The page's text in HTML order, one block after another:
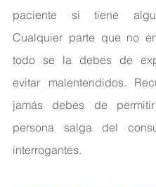
paciente si tiene
Cualquier parte que no
todo se la debes de
evitar malentendidos.
jamás debes de
persona salga del
interrogantes.